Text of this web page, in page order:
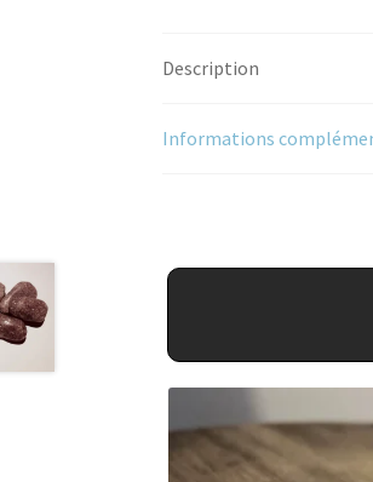
Description
Informations